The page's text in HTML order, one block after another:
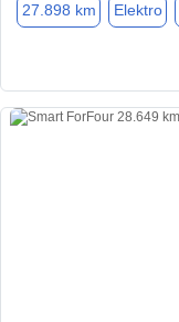
27.898 km Elektro